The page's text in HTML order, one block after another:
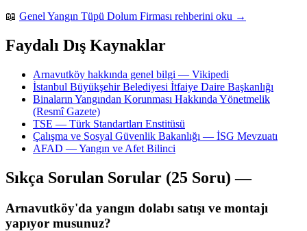
📖 Genel Yangın Tüpü Dolum Firması rehberini oku →
Faydalı Dış Kaynaklar
Arnavutköy hakkında genel bilgi — Vikipedi
İstanbul Büyükşehir Belediyesi İtfaiye Daire Başkanlığı
Binaların Yangından Korunması Hakkında Yönetmelik
(Resmî Gazete)
TSE — Türk Standartları Enstitüsü
Çalışma ve Sosyal Güvenlik Bakanlığı — İSG Mevzuatı
AFAD — Yangın ve Afet Bilinci
Sıkça Sorulan Sorular (25 Soru) —
Arnavutköy'da yangın dolabı satışı ve montajı
yapıyor musunuz?